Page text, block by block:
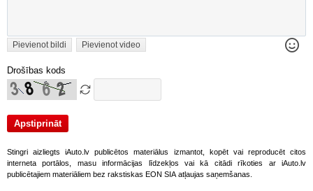
Pievienot bildi Pievienot video
Drošības kods
Stingri aizliegts iAuto.lv publicētos materiālus izmantot, kopēt vai reproducēt citos
interneta portālos, masu informācijas līdzekļos vai kā citādi rīkoties ar iAuto.lv
publicētajiem materiāliem bez rakstiskas EON SIA atļaujas saņemšanas.